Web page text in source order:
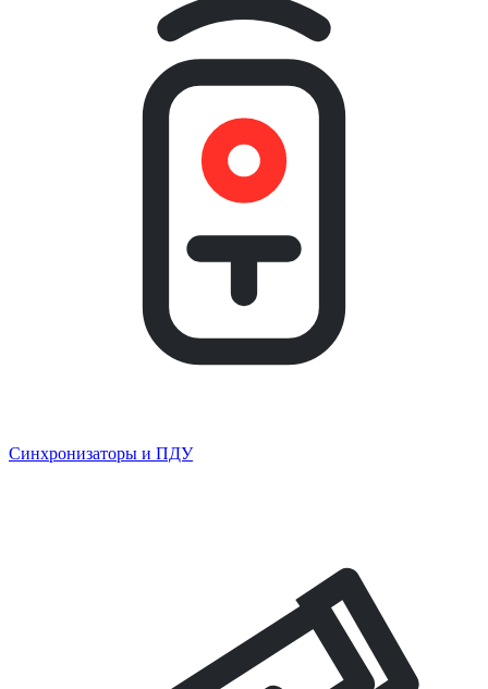
Синхронизаторы и ПДУ